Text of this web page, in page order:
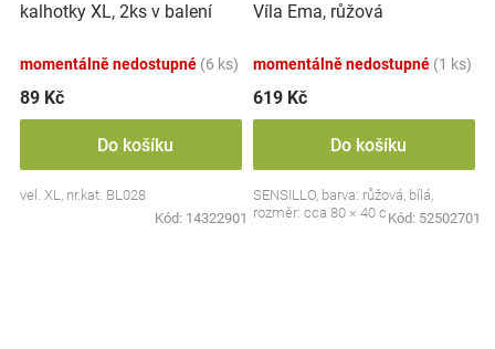
kalhotky XL, 2ks v balení
momentálně nedostupné (6 ks)
89 Kč
Do košíku
vel. XL, nr.kat. BL028
Kód: 14322901
Víla Ema, růžová
momentálně nedostupné (1 ks)
619 Kč
Do košíku
SENSILLO, barva: růžová, bílá,
rozměr: cca 80 × 40 cmKód: 52502701